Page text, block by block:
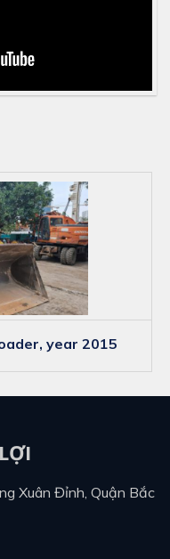
year 2015
Xuân Đỉnh, Quận Bắc